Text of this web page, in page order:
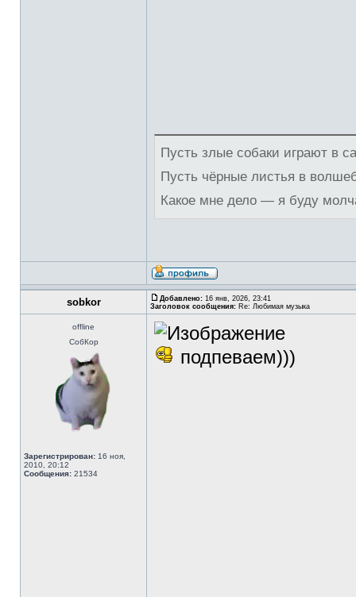
Пусть злые собаки играют в
Пусть чёрные листья в
Какое мне дело — я буду
sobkor Добавлено: 16 янв, 2026, 23:41
Заголовок сообщения: Re: Любимая музыка
offline
СобКор
Зарегистрирован: 16 ноя,
2010, 20:12
Сообщения: 21534
подпеваем)))